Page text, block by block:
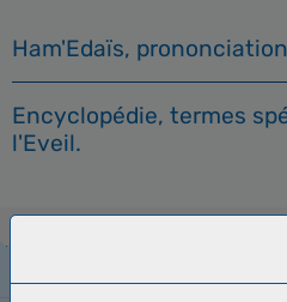
Ham'Edaïs,
Encyclopédie, termes
l'Eveil.